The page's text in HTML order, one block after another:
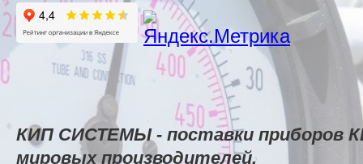
КИП СИСТЕМЫ - поставки приборов
мировых производителей.